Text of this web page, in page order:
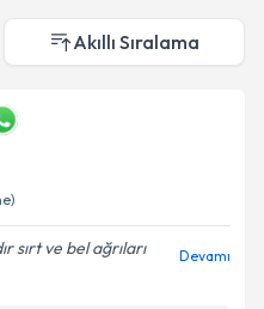
Akıllı Sıralama
sırt ve bel ağrıları
Devamı